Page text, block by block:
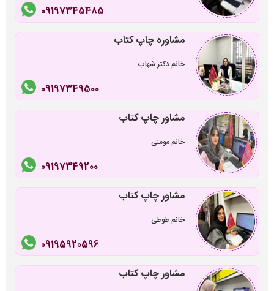
09197345485
مشاوره چاپ کتاب
خانم دکتر شهاب
09197349500
مشاور چاپ کتاب
خانم مومنی
09197349200
مشاور چاپ کتاب
خانم طوطی
09195920596
مشاور چاپ کتاب